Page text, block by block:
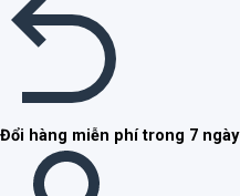
Đổi hàng miễn phí trong 7 ngày